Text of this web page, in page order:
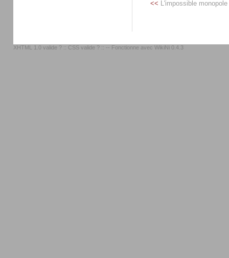
<< L'impossible monopole
XHTML 1.0 valide ? :: CSS valide ? :: -- Fonctionne avec WikiNi 0.4.3